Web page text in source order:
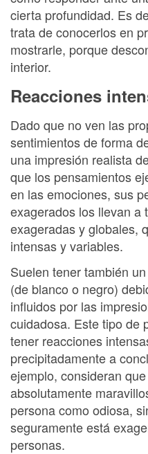
cierta profundidad. Es
trata de conocerlos en
mostrarle, porque
interior.
Reacciones
Dado que no ven las
sentimientos de forma
una impresión realista
que los pensamientos
en las emociones, sus
exagerados los llevan a
exageradas y globales,
intensas y variables.
Suelen tener también
(de blanco o negro)
influidos por las
cuidadosa. Este tipo de
tener reacciones
precipitadamente a
ejemplo, consideran
absolutamente
persona como odiosa,
seguramente está
personas.